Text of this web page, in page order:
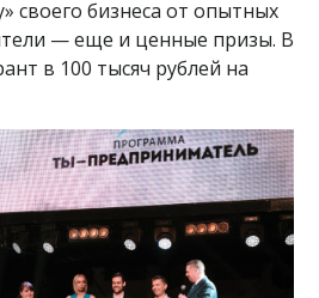
своего бизнеса от опытных
— еще и ценные призы. В
в 100 тысяч рублей на